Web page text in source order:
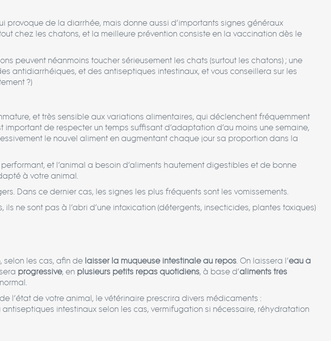
de la diarrhée, mais donne aussi d’importants signes généraux
chez les chatons, et la meilleure prévention consiste en la vaccination dès le
peuvent néanmoins toucher sérieusement les chats (surtout les chatons) ; une
antidiarrhéiques, et des antiseptiques intestinaux, et vous conseillera sur les
?)
et très sensible aux variations alimentaires, qui déclenchent fréquemment
de respecter un temps suffisant d’adaptation d’au moins une semaine,
le nouvel aliment en augmentant chaque jour sa proportion dans la
et l’animal a besoin d’aliments hautement digestibles et de bonne
à votre animal.
Dans ce dernier cas, les signes les plus fréquents sont les vomissements.
ne sont pas à l’abri d’une intoxication (détergents, insecticides, plantes toxiques)
, selon les cas, afin de laisser la muqueuse intestinale au repos. On laissera l’eau à
sera progressive, en plusieurs petits repas quotidiens, à base d’aliments très
l’état de votre animal, le vétérinaire prescrira divers médicaments :
intestinaux selon les cas, vermifugation si nécessaire, réhydratation